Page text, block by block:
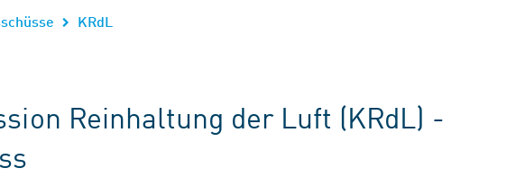
KRdL
Reinhaltung der Luft (KRdL) -